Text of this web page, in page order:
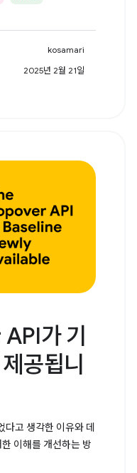
kosamari
2025년 2월 21일
가 기
공됩니
다고 생각한 이유와 데
이해를 개선하는 방